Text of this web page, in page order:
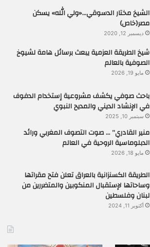
الشيخ مختار الدسوقي…«ولي الله» يسكن
مصر(خاص)
ديسمبر 12, 2020
شيخ الطريقة العزمية يبعث برسائل هامة لشيوخ
الصوفية بالعالم
مايو 19, 2026
باحث صوفي يكشف مشروعية إستخدام الدفوف
في الإنشاد الديني والمديح النبوي
سبتمبر 10, 2025
منير القادري” … صوت التصوف المغربي ورائد
الدبلوماسية الروحية في العالم
مايو 18, 2026
الطريقة الكسنزانية بالعراق تعلن فتح مقراتها
وساحاتها لإستقبال المنكوبين والمتضررين من
لبنان وفلسطين
أكتوبر 11, 2024